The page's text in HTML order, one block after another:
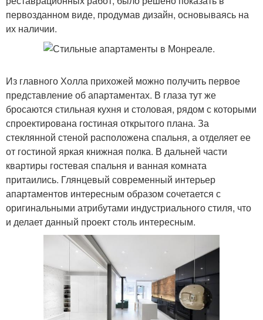
первозданном виде, продумав дизайн, основываясь на
их наличии.
Из главного Холла прихожей можно получить первое
представление об апартаментах. В глаза тут же
бросаются стильная кухня и столовая, рядом с которыми
спроектирована гостиная открытого плана. За
стеклянной стеной расположена спальня, а отделяет ее
от гостиной яркая книжная полка. В дальней части
квартиры гостевая спальня и ванная комната
притаились. Глянцевый современный интерьер
апартаментов интересным образом сочетается с
оригинальными атрибутами индустриального стиля, что
и делает данный проект столь интересным.